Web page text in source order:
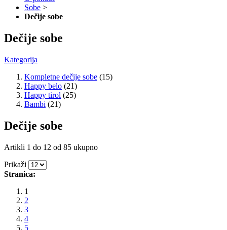
Sobe >
Dečije sobe
Dečije sobe
Kategorija
Kompletne dečije sobe (15)
Happy belo (21)
Happy tirol (25)
Bambi (21)
Dečije sobe
Artikli 1 do 12 od 85 ukupno
Prikaži
Stranica:
1
2
3
4
5